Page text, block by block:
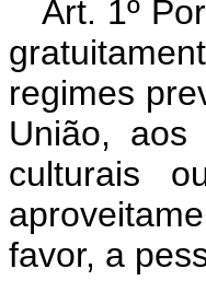
Art. 1º
regimes
União, aos
culturais
favor, a